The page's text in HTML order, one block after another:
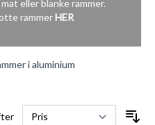
eller blanke rammer.
rammerHER
i aluminium